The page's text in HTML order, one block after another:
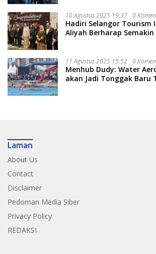
10 Agustus 2025 19:37 0
Hadiri Selangor Tourism
Aliyah Berharap
11 Agustus 2025 15:52 0
Menhub Dudy: Water
akan Jadi Tonggak Baru
Laman
About Us
Contact
Disclaimer
Pedoman Media Siber
Privacy Policy
REDAKSI